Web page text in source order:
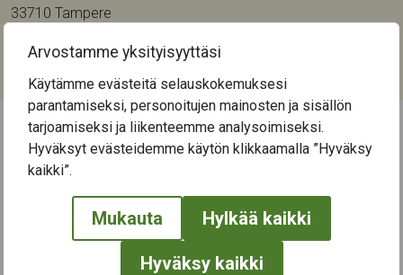
Arvostamme yksityisyyttäsi
Käytämme evästeitä selauskokemuksesi
parantamiseksi, personoitujen mainosten ja sisällön
tarjoamiseksi ja liikenteemme analysoimiseksi.
Hyväksyt evästeidemme käytön klikkaamalla ”Hyväksy
kaikki”.
Mukauta Hylkää kaikki
Hyväksy kaikki
33710 Tampere
Kategoriat:
Luennot ja tapahtumat
← Näytä kaikki tapahtumat